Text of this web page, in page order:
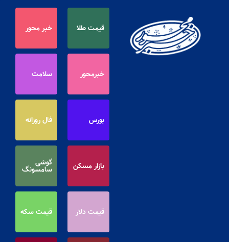
قیمت طلا خبر محور
خبرمحور سلامت
بورس فال روزانه
بازار مسکن گوشی
سامسونگ
قیمت دلار قیمت سکه